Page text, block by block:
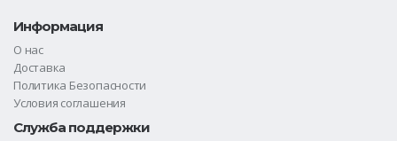
Информация
О нас
Доставка
Политика Безопасности
Условия соглашения
Служба поддержки